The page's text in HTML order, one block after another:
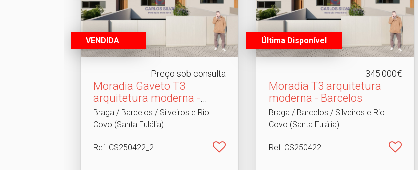
VENDIDA
Preço sob consulta
Moradia Gaveto T3
arquitetura moderna -
Barce.​..
Braga / Barcelos / Silveiros e Rio
Covo (Santa Eulália)
Ref: CS250422_2
Última Disponível
345.000€
Moradia T3 arquitetura
moderna - Barcelos
Braga / Barcelos / Silveiros e Rio
Covo (Santa Eulália)
Ref: CS250422